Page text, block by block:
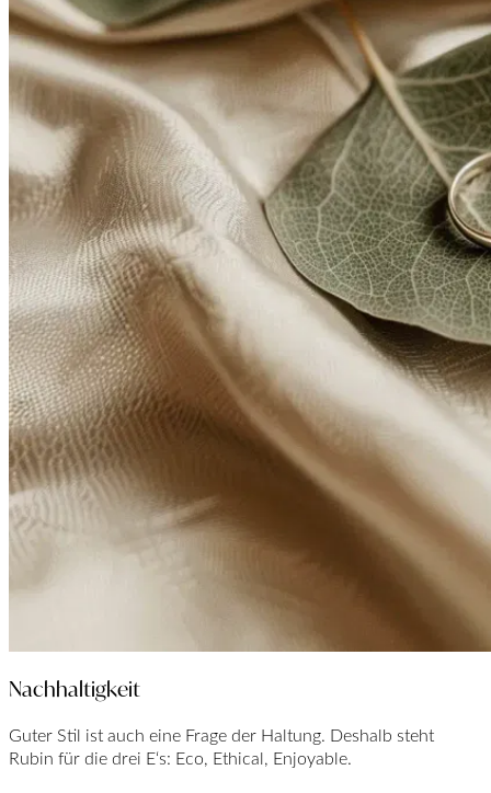
Nachhaltigkeit
Guter Stil ist auch eine Frage der Haltung. Deshalb steht
Rubin für die drei E‘s: Eco, Ethical, Enjoyable.